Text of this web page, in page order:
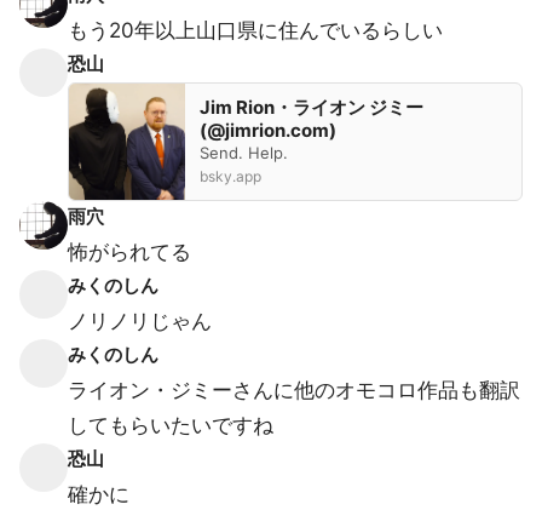
もう20年以上山口県に住んでいるらしい
恐山
Jim Rion・ライオン ジミー
(@jimrion.com)
Send. Help.
bsky.app
雨穴
怖がられてる
みくのしん
ノリノリじゃん
みくのしん
ライオン・ジミーさんに他のオモコロ作品も翻訳
してもらいたいですね
恐山
確かに